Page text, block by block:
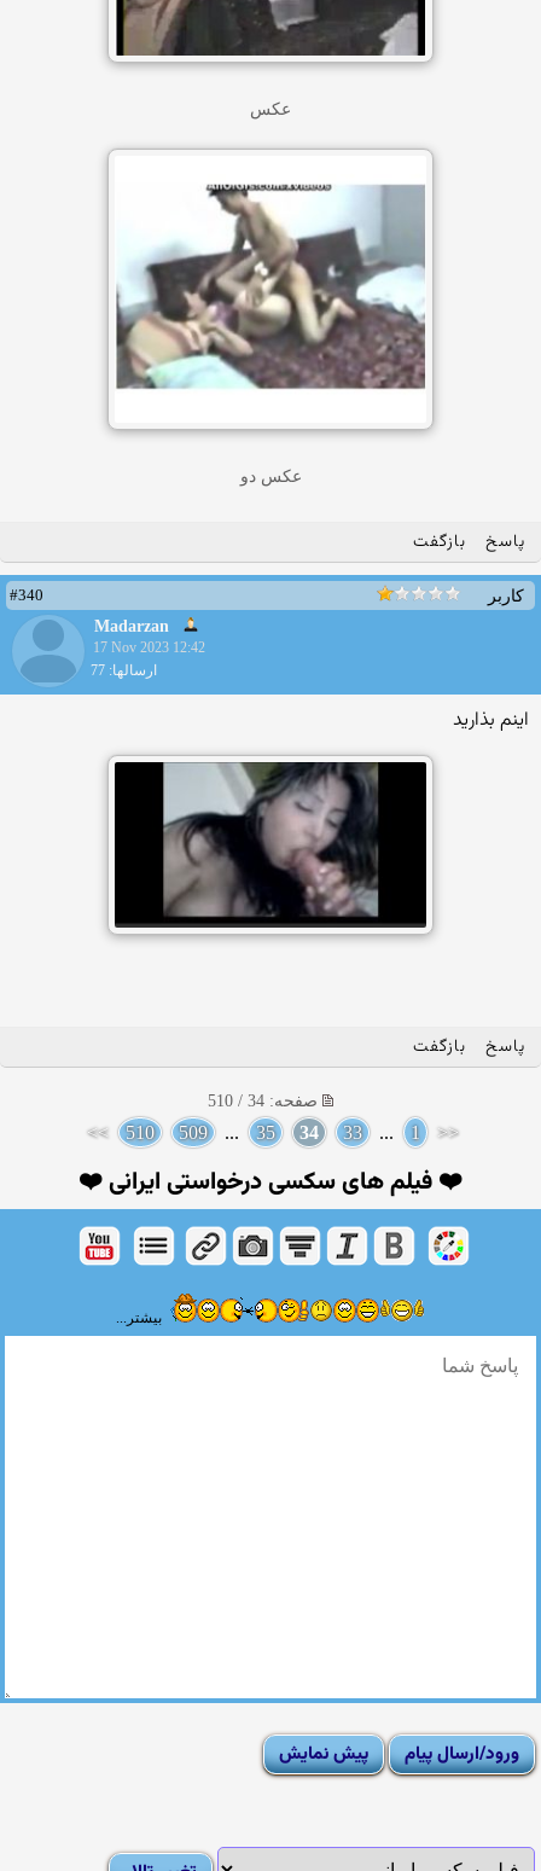
عکس
عکس دو
پاسخ بازگفت
کاربر
#340
Madarzan
17 Nov 2023 12:42
ارسالها: 77
اینم بذارید
پاسخ بازگفت
صفحه: 34 / 510
<<
1
...
33
34
35
...
509
510
>>
❤️ فیلم های سکسی درخواستی ایرانی ❤️
بیشتر...